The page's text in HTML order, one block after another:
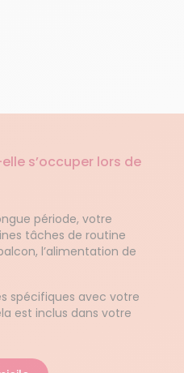
s’occuper lors de
période, votre
tâches de routine
l’alimentation de
spécifiques avec votre
est inclus dans votre